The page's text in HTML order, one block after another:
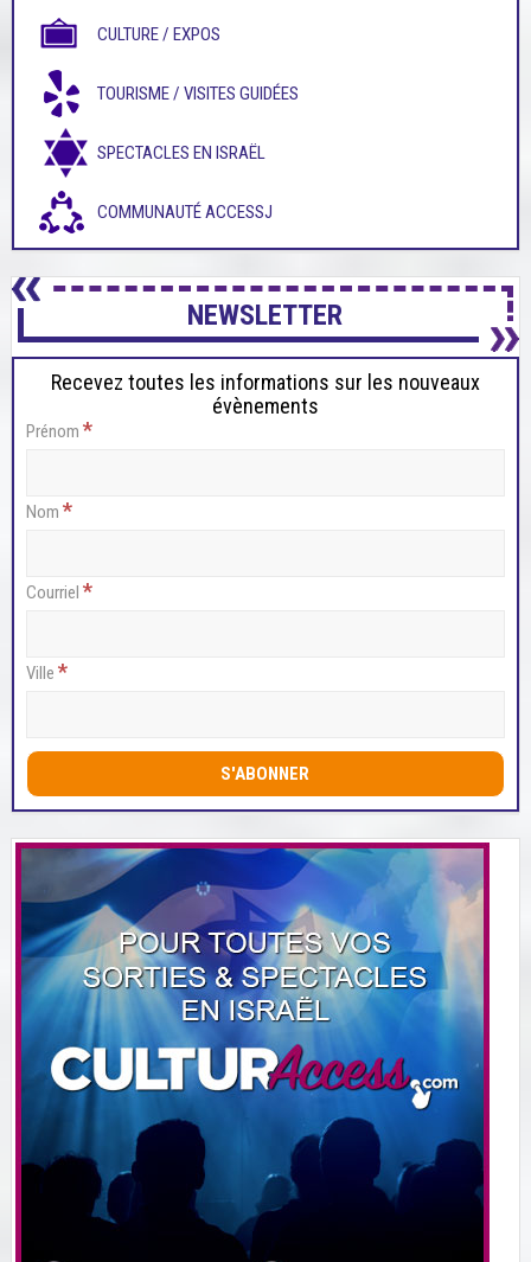
CULTURE / EXPOS
TOURISME / VISITES GUIDÉES
SPECTACLES EN ISRAËL
COMMUNAUTÉ ACCESSJ
NEWSLETTER
Recevez toutes les informations sur les nouveaux
évènements
Prénom *
Nom *
Courriel *
Ville *